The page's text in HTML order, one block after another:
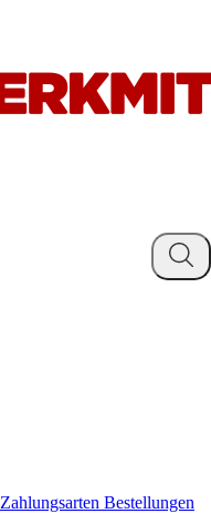
Zahlungsarten Bestellungen